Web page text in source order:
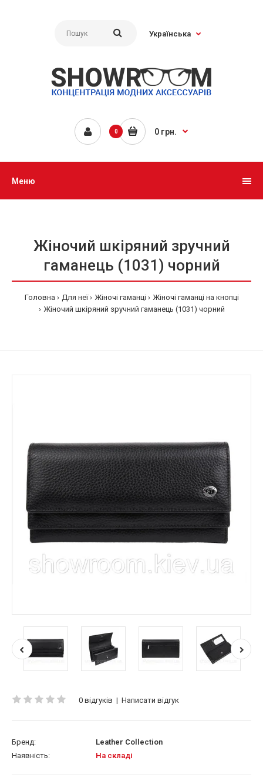
Українська
0 0 грн.
Меню
Жіночий шкіряний зручний
гаманець (1031) чорний
Головна Для неї Жіночі гаманці
Жіночі гаманці на кнопці
Жіночий шкіряний зручний гаманець (1031) чорний
0 відгуків | Написати відгук
Бренд:
Leather Collection
Наявність:
На складі